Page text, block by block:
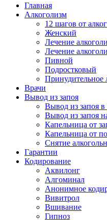
Главная
Алкоголизм
12 шагов от
Женский
Лечение
Лечение
Пивной
Подростковый
Принудительное
Врачи
Вывод из запоя
Вывод из запоя в
Вывод из запоя
Капельница от
Капельница от
Снятие
Гарантии
Кодирование
Аквилонг
Алгоминал
Анонимное
Вивитрол
Вшивание
Гипноз